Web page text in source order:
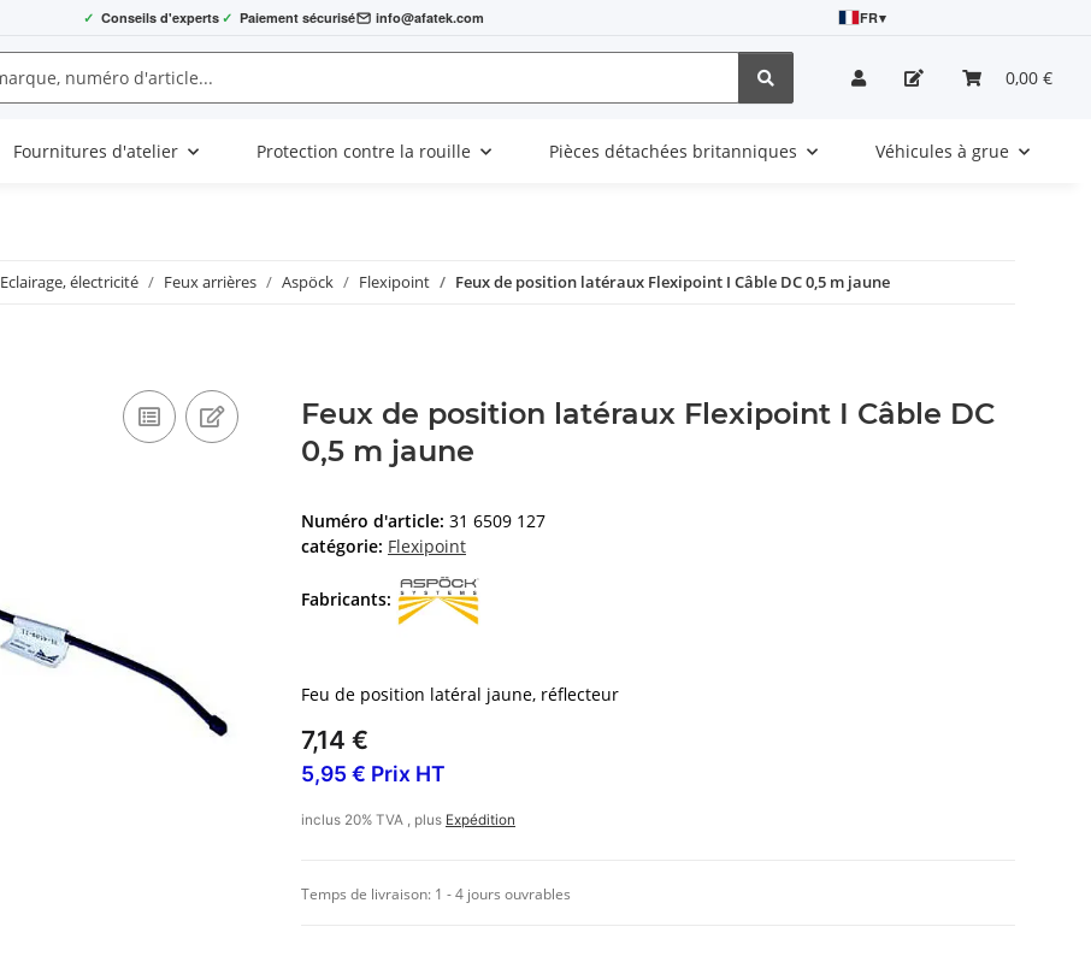
✓ Conseils d'experts ✓ Paiement sécurisé info@afatek.com FR▾
0,00 €
Fournitures d'atelier Protection contre la rouille Pièces détachées britanniques Véhicules à grue
Eclairage, électricité Feux arrières Aspöck Flexipoint Feux de position latéraux Flexipoint I Câble DC 0,5 m jaune
Feux de position latéraux Flexipoint I Câble DC
0,5 m jaune
Numéro d'article: 31 6509 127
catégorie: Flexipoint
Fabricants:
Feu de position latéral jaune, réflecteur
7,14 €
5,95 € Prix HT
inclus 20% TVA , plus Expédition
Temps de livraison: 1 - 4 jours ouvrables